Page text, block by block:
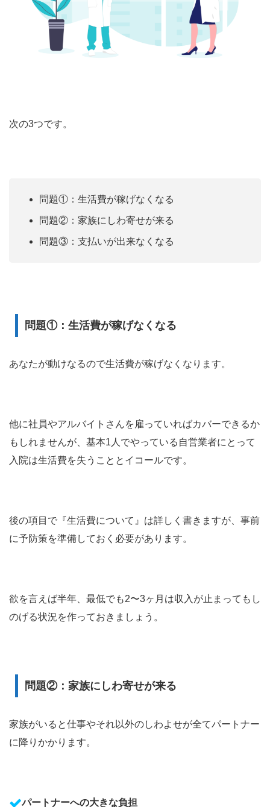
次の3つです。
問題①：生活費が稼げなくなる
問題②：家族にしわ寄せが来る
問題③：支払いが出来なくなる
問題①：生活費が稼げなくなる
あなたが動けなるので生活費が稼げなくなります。
他に社員やアルバイトさんを雇っていればカバーできるか
もしれませんが、基本1人でやっている自営業者にとって
入院は生活費を失うこととイコールです。
後の項目で『生活費について』は詳しく書きますが、事前
に予防策を準備しておく必要があります。
欲を言えば半年、最低でも2〜3ヶ月は収入が止まってもし
のげる状況を作っておきましょう。
問題②：家族にしわ寄せが来る
家族がいると仕事やそれ以外のしわよせが全てパートナー
に降りかかります。
パートナーへの大きな負担